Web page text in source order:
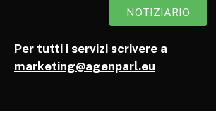
NOTIZIARIO
Per tutti i servizi scrivere a
marketing@agenparl.eu